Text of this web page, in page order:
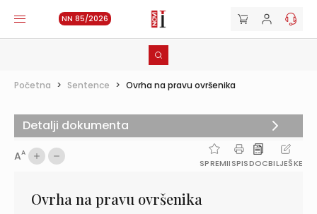
NN 85/2026
Početna > Sentence > Ovrha na pravu ovršenika
AA
SPREMIISPISDOCBILJEŠKE
Ovrha na pravu ovršenika
Detalji dokumenta